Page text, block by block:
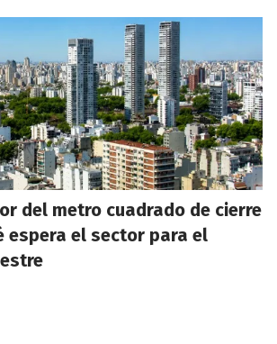
del metro cuadrado de cierre
espera el sector para el